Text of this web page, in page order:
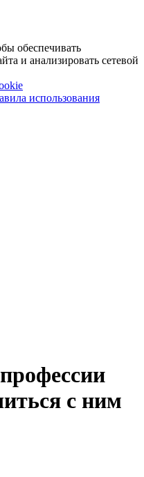
обеспечивать
и анализировать сетевой
использования
с ним